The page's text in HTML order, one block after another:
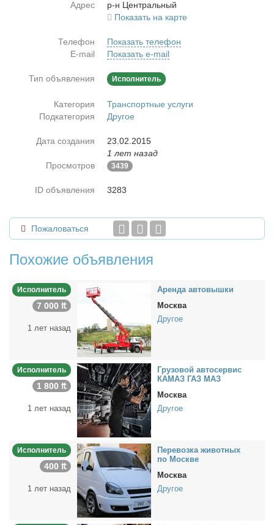
Адрес
р-н Цен­траль­ный
Показать на карте
Телефон
Показать телефон
E-mail
Показать e-mail
Тип объявления Исполнитель
Категория
Транспортные услуги
Подкатегория
Другое
Дата создания
23.02.2015
1 лет назад
Просмотров
3439
ID объявления 3283
Пожаловаться
Похожие объявления
Исполнитель
7 000 ₶
1 лет назад
Арен­да ав­то­выш­ки
Москва
Другое
Исполнитель
1 800 ₶
1 лет назад
Гру­зо­вой ав­то­сер­вис
КАМАЗ ГАЗ МАЗ
Москва
Другое
Исполнитель
400 ₶
1 лет назад
Пе­ре­воз­ка жи­вот­ных
по Москве
Москва
Другое